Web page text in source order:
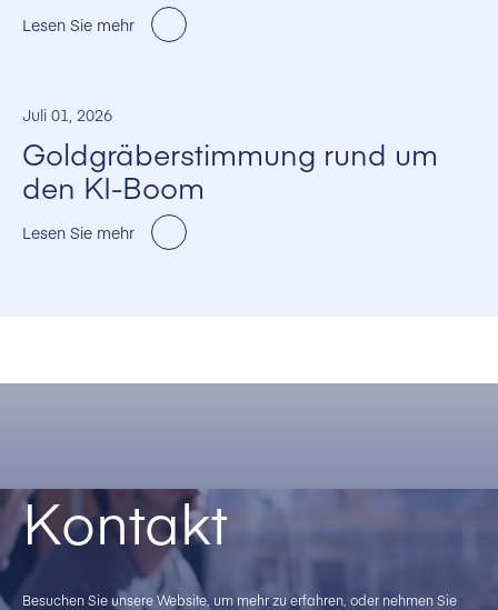
Lesen Sie mehr
Juli 01, 2026
Goldgräberstimmung rund um
den KI-Boom
Lesen Sie mehr
Kontakt
Besuchen Sie unsere Website, um mehr zu erfahren, oder nehmen Sie